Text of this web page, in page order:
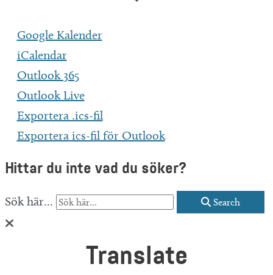
Google Kalender
iCalendar
Outlook 365
Outlook Live
Exportera .ics-fil
Exportera ics-fil för Outlook
Hittar du inte vad du söker?
Sök här... Search
Translate